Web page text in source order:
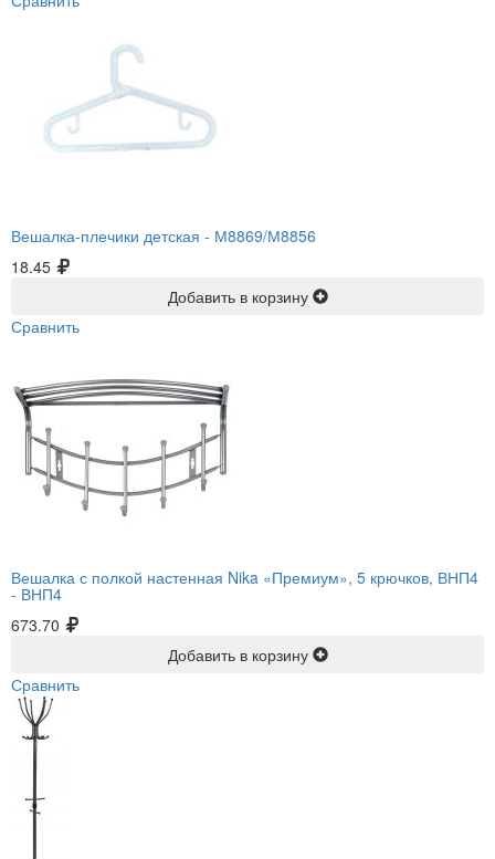
Вешалка-плечики детская - М8869/М8856
18.45
Добавить в корзину
Сравнить
Вешалка с полкой настенная Nika «Премиум», 5 крючков, ВНП4
- ВНП4
673.70
Добавить в корзину
Сравнить